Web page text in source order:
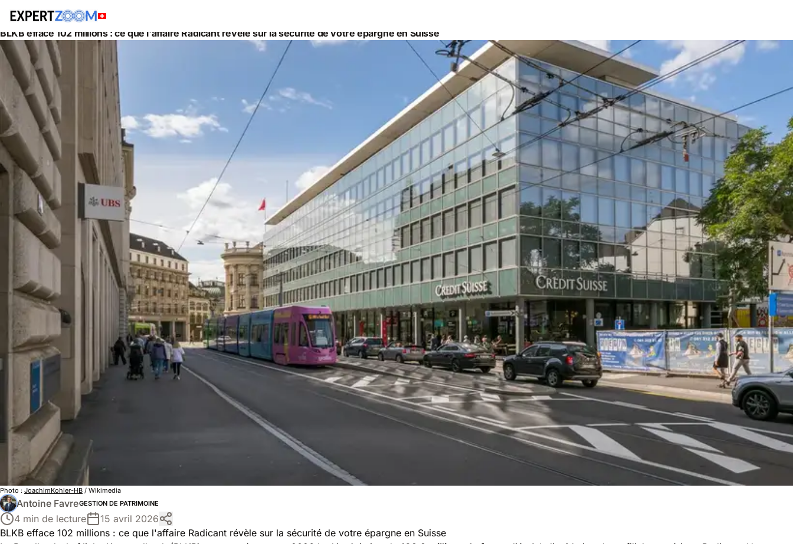
Actualités Gestion de Patrimoine
BLKB efface 102 millions : ce que l'affaire Radicant révèle sur la sécurité de votre épargne en Suisse
Photo : JoachimKohler-HB / Wikimedia
Antoine FavreGESTION DE PATRIMOINE
4 min de lecture
15 avril 2026
BLKB efface 102 millions : ce que l'affaire Radicant révèle sur la sécurité de votre épargne en Suisse